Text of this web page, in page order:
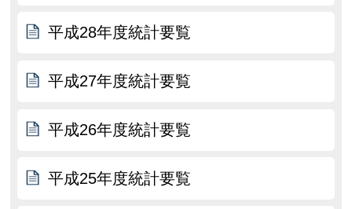
平成28年度統計要覧
平成27年度統計要覧
平成26年度統計要覧
平成25年度統計要覧